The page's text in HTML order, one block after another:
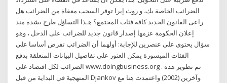
الضرائب الخاصة بك، و روث إيرا توفر السحب معفاة من الضرائب هل
راعى القانون الجديد كافة فئات المجتمع؟ هـذا التساؤل طرح بشدة منذ
إعلان الحكومة عزمها إصدار قانون جديد للضرائب على الدخل ، وهو
سؤال يحتوى على عنصرين للإجابة: أولهما أن الضرائب تفرض أساسا على
الفئات الميسورة يمكن العثور على تفاصيل البيانات المتعلقة بدفع
الضرائب لكل اقتصاد على www.doingbusiness.org . تم تطوير هذه
المنهجية في البداية من قبل Djankov وآخرين (2002) واعتمدت هنا مع